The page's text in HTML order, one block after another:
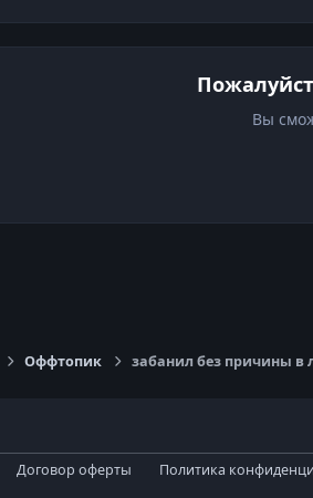
Вы
Оффтопик забанил без причины в
Договор оферты Политика